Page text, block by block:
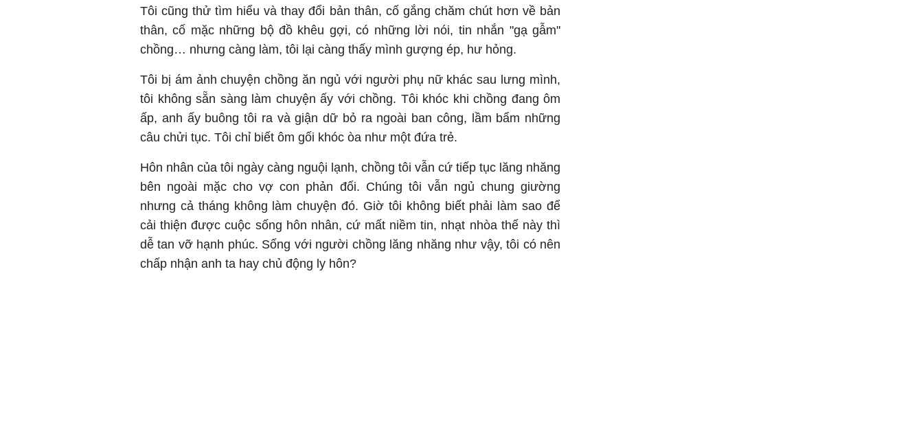
Tôi cũng thử tìm hiểu và thay đổi bản thân, cố gắng chăm chút hơn về bản
thân, cố mặc những bộ đồ khêu gợi, có những lời nói, tin nhắn "gạ gẫm"
chồng… nhưng càng làm, tôi lại càng thấy mình gượng ép, hư hỏng.
Tôi bị ám ảnh chuyện chồng ăn ngủ với người phụ nữ khác sau lưng mình,
tôi không sẵn sàng làm chuyện ấy với chồng. Tôi khóc khi chồng đang ôm
ấp, anh ấy buông tôi ra và giận dữ bỏ ra ngoài ban công, lầm bẩm những
câu chửi tục. Tôi chỉ biết ôm gối khóc òa như một đứa trẻ.
Hôn nhân của tôi ngày càng nguội lạnh, chồng tôi vẫn cứ tiếp tục lăng nhăng
bên ngoài mặc cho vợ con phản đối. Chúng tôi vẫn ngủ chung giường
nhưng cả tháng không làm chuyện đó. Giờ tôi không biết phải làm sao để
cải thiện được cuộc sống hôn nhân, cứ mất niềm tin, nhạt nhòa thế này thì
dễ tan vỡ hạnh phúc. Sống với người chồng lăng nhăng như vậy, tôi có nên
chấp nhận anh ta hay chủ động ly hôn?